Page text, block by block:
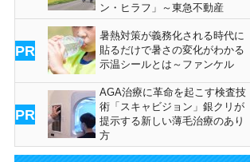
ン・ヒラフ」～東急不動産
PR
暑熱対策が義務化される時代に
貼るだけで暑さの変化がわかる
示温シールとは～ファンケル
PR
AGA治療に革命を起こす検査技
術「スキャビジョン」銀クリが
提示する新しい薄毛治療のあり
方